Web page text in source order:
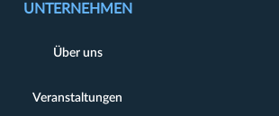
UNTERNEHMEN
Über uns
Veranstaltungen